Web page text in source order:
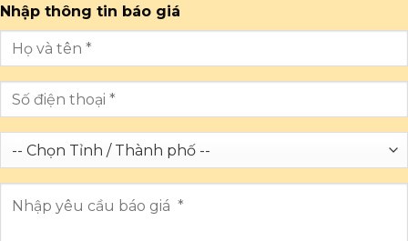
Nhập thông tin báo giá